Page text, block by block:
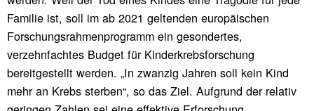
Familie ist, soll im ab 2021 geltenden europäischen
Forschungsrahmenprogramm ein gesondertes,
verzehnfachtes Budget für Kinderkrebsforschung
bereitgestellt werden. „In zwanzig Jahren soll kein Kind
mehr an Krebs sterben“, so das Ziel. Aufgrund der relativ